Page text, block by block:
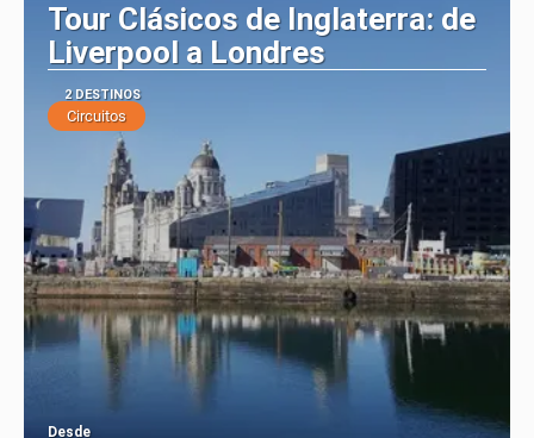
Tour Clásicos de Inglaterra: de
Liverpool a Londres
2 DESTINOS
Circuitos
Desde